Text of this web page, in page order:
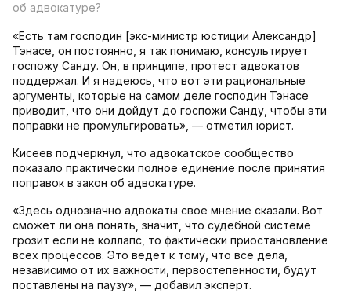
об адвокатуре?
«Есть там господин [экс-министр юстиции Александр]
Тэнасе, он постоянно, я так понимаю, консультирует
госпожу Санду. Он, в принципе, протест адвокатов
поддержал. И я надеюсь, что вот эти рациональные
аргументы, которые на самом деле господин Тэнасе
приводит, что они дойдут до госпожи Санду, чтобы эти
поправки не промульгировать», — отметил юрист.
Кисеев подчеркнул, что адвокатское сообщество
показало практически полное единение после принятия
поправок в закон об адвокатуре.
«Здесь однозначно адвокаты свое мнение сказали. Вот
сможет ли она понять, значит, что судебной системе
грозит если не коллапс, то фактически приостановление
всех процессов. Это ведет к тому, что все дела,
независимо от их важности, первостепенности, будут
поставлены на паузу», — добавил эксперт.